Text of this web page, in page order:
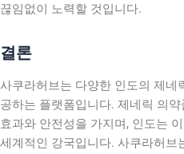
끊임없이 노력할 것입니다.
결론
사쿠라허브는 다양한 인도의 제네
공하는 플랫폼입니다. 제네릭 의
효과와 안전성을 가지며, 인도는
세계적인 강국입니다. 사쿠라허